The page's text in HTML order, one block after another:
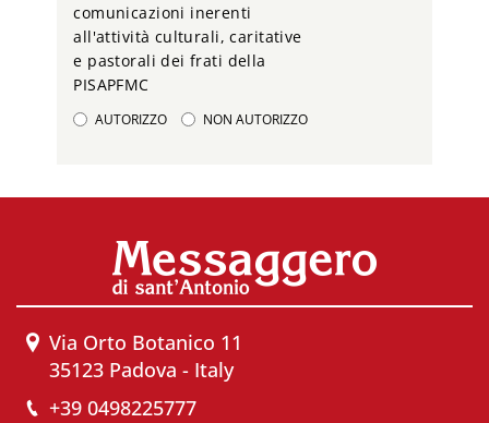
comunicazioni inerenti
all'attività culturali, caritative
e pastorali dei frati della
PISAPFMC
AUTORIZZO NON AUTORIZZO
Via Orto Botanico 11
35123 Padova - Italy
+39 0498225777